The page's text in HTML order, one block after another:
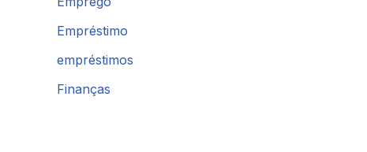
Empréstimo
empréstimos
Finanças